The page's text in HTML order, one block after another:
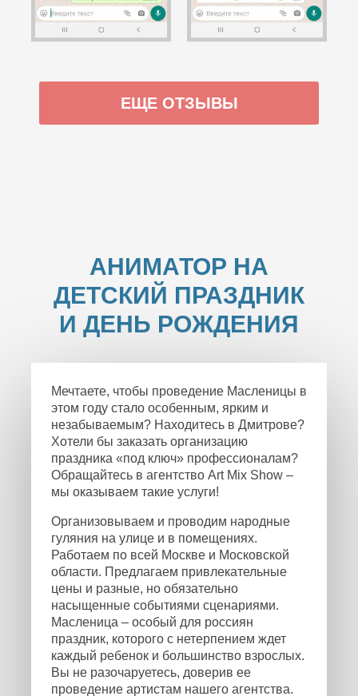
ЕЩЕ ОТЗЫВЫ
АНИМАТОР НА
ДЕТСКИЙ ПРАЗДНИК
И ДЕНЬ РОЖДЕНИЯ
Мечтаете, чтобы проведение Масленицы в
этом году стало особенным, ярким и
незабываемым? Находитесь в Дмитрове?
Хотели бы заказать организацию
праздника «под ключ» профессионалам?
Обращайтесь в агентство Art Mix Show –
мы оказываем такие услуги!
Организовываем и проводим народные
гуляния на улице и в помещениях.
Работаем по всей Москве и Московской
области. Предлагаем привлекательные
цены и разные, но обязательно
насыщенные событиями сценариями.
Масленица – особый для россиян
праздник, которого с нетерпением ждет
каждый ребенок и большинство взрослых.
Вы не разочаруетесь, доверив ее
проведение артистам нашего агентства.